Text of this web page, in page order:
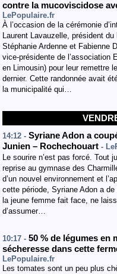
contre la mucoviscidose
LePopulaire.fr
À l’occasion de la cérémonie
Laurent Lavauzelle, président
Stéphanie Ardenne et Fabienne
vice-présidente de l’association
en Limousin) pour leur remettre
dernier. Cette randonnée avait
la municipalité qui…
14:12 - Syriane Adon a
Junien – Rochechouart -
Le sourire n’est pas forcé. Tout
reprise au gymnase des
d’un nouvel environnement et
cette période, Syriane Adon a
la jeune femme fait face, ne
d’assumer…
10:17 - 50 % de légumes en
sécheresse dans cette
LePopulaire.fr
Les tomates sont un peu plus